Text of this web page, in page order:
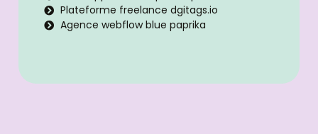
Plateforme freelance dgitags.io
Agence webflow blue paprika